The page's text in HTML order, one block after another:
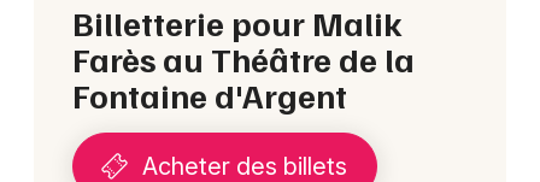
Billetterie pour Malik
Farès au Théâtre de la
Fontaine d'Argent
Acheter des billets